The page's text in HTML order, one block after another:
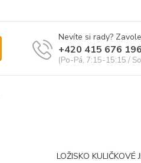
Nevíte si rady?
+420 415 676 196
(Po-Pá, 7:15-15:15 /
LOŽISKO